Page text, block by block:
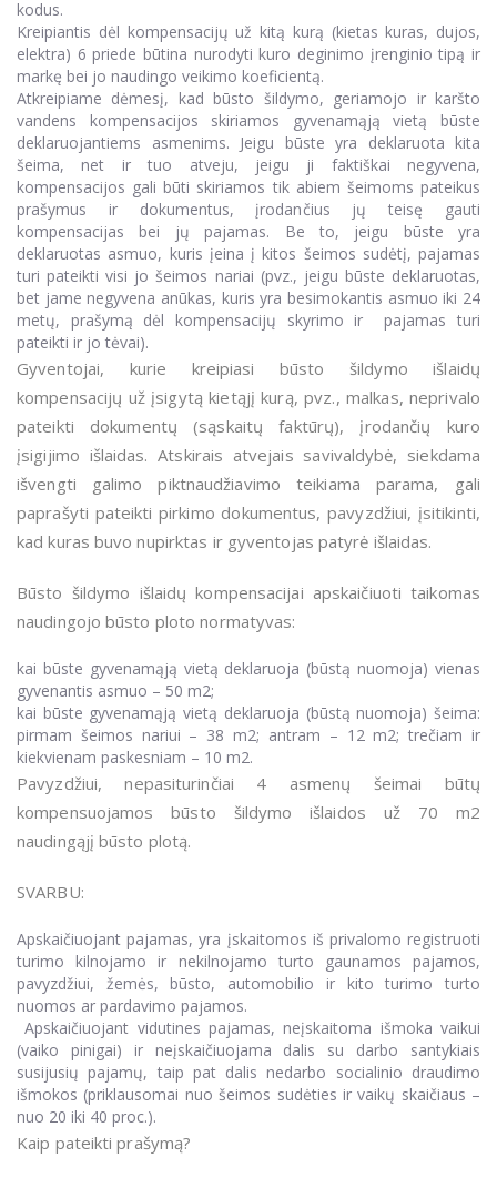
kodus.
Kreipiantis dėl kompensacijų už kitą kurą (kietas kuras, dujos,
elektra) 6 priede būtina nurodyti kuro deginimo įrenginio tipą ir
markę bei jo naudingo veikimo koeficientą.
Atkreipiame dėmesį, kad būsto šildymo, geriamojo ir karšto
vandens kompensacijos skiriamos gyvenamąją vietą būste
deklaruojantiems asmenims. Jeigu būste yra deklaruota kita
šeima, net ir tuo atveju, jeigu ji faktiškai negyvena,
kompensacijos gali būti skiriamos tik abiem šeimoms pateikus
prašymus ir dokumentus, įrodančius jų teisę gauti
kompensacijas bei jų pajamas. Be to, jeigu būste yra
deklaruotas asmuo, kuris įeina į kitos šeimos sudėtį, pajamas
turi pateikti visi jo šeimos nariai (pvz., jeigu būste deklaruotas,
bet jame negyvena anūkas, kuris yra besimokantis asmuo iki 24
metų, prašymą dėl kompensacijų skyrimo ir pajamas turi
pateikti ir jo tėvai).
Gyventojai, kurie kreipiasi būsto šildymo išlaidų
kompensacijų už įsigytą kietąjį kurą, pvz., malkas, neprivalo
pateikti dokumentų (sąskaitų faktūrų), įrodančių kuro
įsigijimo išlaidas. Atskirais atvejais savivaldybė, siekdama
išvengti galimo piktnaudžiavimo teikiama parama, gali
paprašyti pateikti pirkimo dokumentus, pavyzdžiui, įsitikinti,
kad kuras buvo nupirktas ir gyventojas patyrė išlaidas.
Būsto šildymo išlaidų kompensacijai apskaičiuoti taikomas
naudingojo būsto ploto normatyvas:
kai būste gyvenamąją vietą deklaruoja (būstą nuomoja) vienas
gyvenantis asmuo – 50 m2;
kai būste gyvenamąją vietą deklaruoja (būstą nuomoja) šeima:
pirmam šeimos nariui – 38 m2; antram – 12 m2; trečiam ir
kiekvienam paskesniam – 10 m2.
Pavyzdžiui, nepasiturinčiai 4 asmenų šeimai būtų
kompensuojamos būsto šildymo išlaidos už 70 m2
naudingąjį būsto plotą.
SVARBU:
Apskaičiuojant pajamas, yra įskaitomos iš privalomo registruoti
turimo kilnojamo ir nekilnojamo turto gaunamos pajamos,
pavyzdžiui, žemės, būsto, automobilio ir kito turimo turto
nuomos ar pardavimo pajamos.
Apskaičiuojant vidutines pajamas, neįskaitoma išmoka vaikui
(vaiko pinigai) ir neįskaičiuojama dalis su darbo santykiais
susijusių pajamų, taip pat dalis nedarbo socialinio draudimo
išmokos (priklausomai nuo šeimos sudėties ir vaikų skaičiaus –
nuo 20 iki 40 proc.).
Kaip pateikti prašymą?